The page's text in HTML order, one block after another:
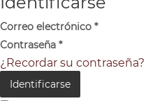
Correo electrónico *
Contraseña *
¿Recordar su contraseña?
Identificarse